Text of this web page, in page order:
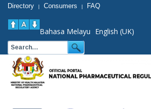
Directory | Consumers | FAQ
Bahasa Melayu English (UK)